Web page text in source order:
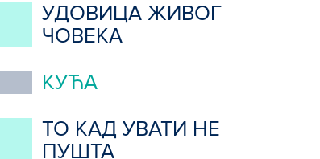
УДОВИЦА ЖИВОГ
ЧОВЕКА
КУЋА
ТО КАД УВАТИ НЕ
ПУШТА